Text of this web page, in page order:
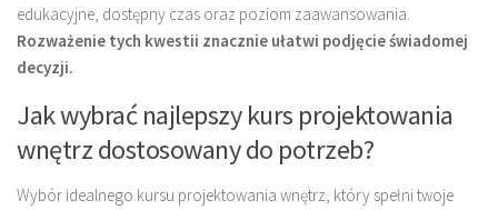
edukacyjne, dostępny czas oraz poziom zaawansowania.
Rozważenie tych kwestii znacznie ułatwi podjęcie świadomej
decyzji.
Jak wybrać najlepszy kurs projektowania
wnętrz dostosowany do potrzeb?
Wybór idealnego kursu projektowania wnętrz, który spełni twoje